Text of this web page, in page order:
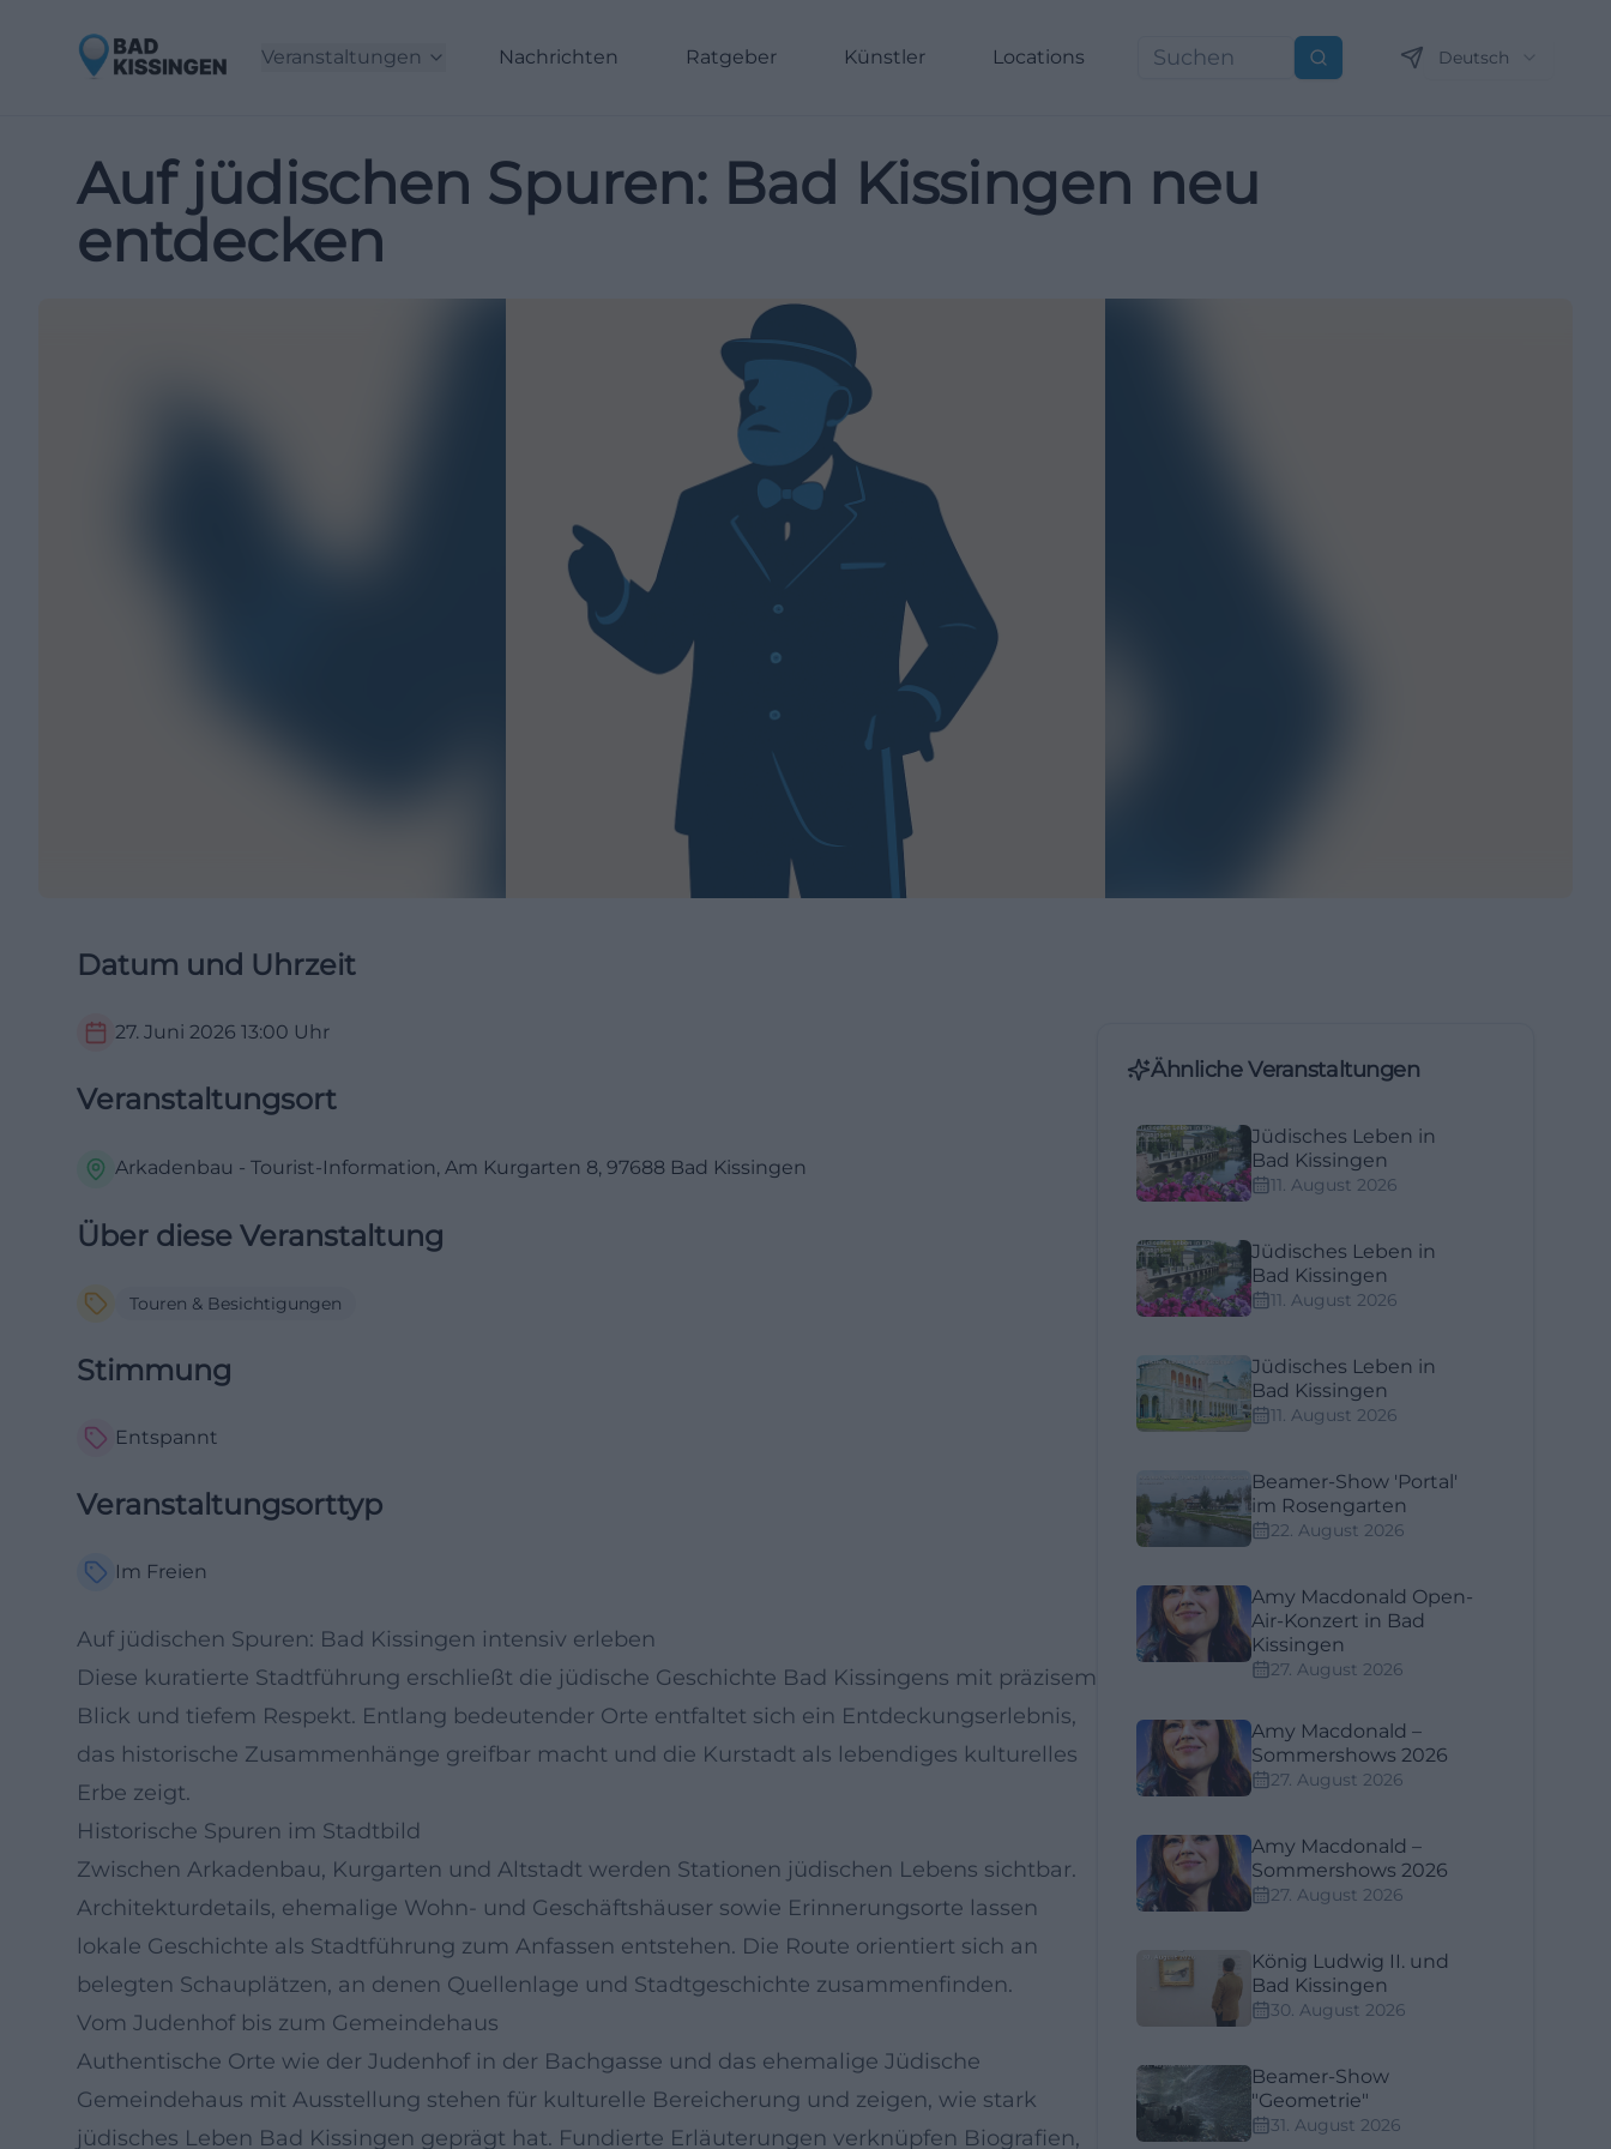
Veranstaltungen Nachrichten Ratgeber Künstler Locations Suchen Deutsch
Auf jüdischen Spuren: Bad Kissingen neu
entdecken
Datum und Uhrzeit
27. Juni 2026 13:00 Uhr
Veranstaltungsort
Arkadenbau - Tourist-Information, Am Kurgarten 8, 97688 Bad Kissingen
Über diese Veranstaltung
Touren & Besichtigungen
Stimmung
Entspannt
Veranstaltungsorttyp
Im Freien
Auf jüdischen Spuren: Bad Kissingen intensiv erleben
Diese kuratierte Stadtführung erschließt die jüdische Geschichte Bad Kissingens mit präzisem
Blick und tiefem Respekt. Entlang bedeutender Orte entfaltet sich ein Entdeckungserlebnis,
das historische Zusammenhänge greifbar macht und die Kurstadt als lebendiges kulturelles
Erbe zeigt.
Historische Spuren im Stadtbild
Zwischen Arkadenbau, Kurgarten und Altstadt werden Stationen jüdischen Lebens sichtbar.
Architekturdetails, ehemalige Wohn- und Geschäftshäuser sowie Erinnerungsorte lassen
lokale Geschichte als Stadtführung zum Anfassen entstehen. Die Route orientiert sich an
belegten Schauplätzen, an denen Quellenlage und Stadtgeschichte zusammenfinden.
Vom Judenhof bis zum Gemeindehaus
Authentische Orte wie der Judenhof in der Bachgasse und das ehemalige Jüdische
Gemeindehaus mit Ausstellung stehen für kulturelle Bereicherung und zeigen, wie stark
jüdisches Leben Bad Kissingen geprägt hat. Fundierte Erläuterungen verknüpfen Biografien,
Ähnliche Veranstaltungen
Jüdisches Leben in
Bad Kissingen
11. August 2026
Jüdisches Leben in
Bad Kissingen
11. August 2026
Jüdisches Leben in
Bad Kissingen
11. August 2026
Beamer-Show 'Portal'
im Rosengarten
22. August 2026
Amy Macdonald Open-
Air-Konzert in Bad
Kissingen
27. August 2026
Amy Macdonald –
Sommershows 2026
27. August 2026
Amy Macdonald –
Sommershows 2026
27. August 2026
König Ludwig II. und
Bad Kissingen
30. August 2026
Beamer-Show
"Geometrie"
31. August 2026